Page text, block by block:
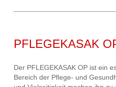
PFLEGEKASAK
Der PFLEGEKASAK OP ist ein
Bereich der Pflege- und